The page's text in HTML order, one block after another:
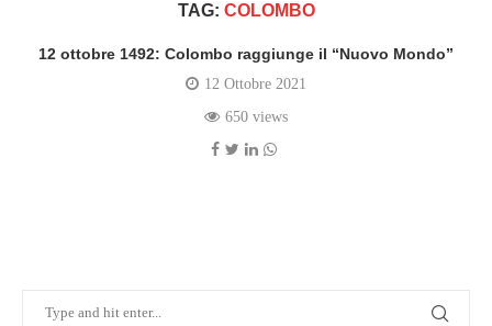
TAG: COLOMBO
12 ottobre 1492: Colombo raggiunge il “Nuovo Mondo”
12 Ottobre 2021
650 views